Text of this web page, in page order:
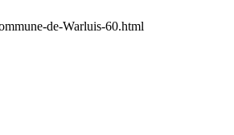
de-Warluis-60.html